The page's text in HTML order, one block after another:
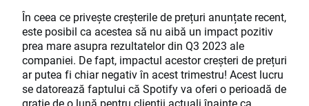
În ceea ce privește creșterile de prețuri anunțate recent,
este posibil ca acestea să nu aibă un impact pozitiv
prea mare asupra rezultatelor din Q3 2023 ale
companiei. De fapt, impactul acestor creșteri de prețuri
ar putea fi chiar negativ în acest trimestru! Acest lucru
se datorează faptului că Spotify va oferi o perioadă de
grație de o lună pentru clienții actuali înainte ca